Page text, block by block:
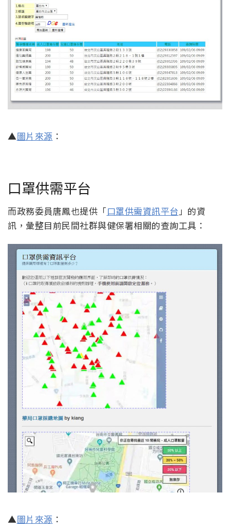
▲圖片來源 ：
口罩供需平台
而政務委員唐鳳也提供「口罩供需資訊平台 」的資
訊，彙整目前民間社群與健保署相關的查詢工具：
▲圖片來源 ：